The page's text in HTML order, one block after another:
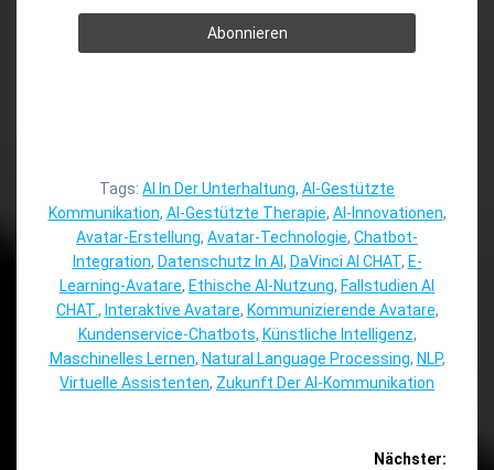
Tags: AI In Der Unterhaltung, AI-Gestützte
Kommunikation, AI-Gestützte Therapie, AI-Innovationen,
Avatar-Erstellung, Avatar-Technologie, Chatbot-
Integration, Datenschutz In AI, DaVinci AI CHAT, E-
Learning-Avatare, Ethische AI-Nutzung, Fallstudien AI
CHAT., Interaktive Avatare, Kommunizierende Avatare,
Kundenservice-Chatbots, Künstliche Intelligenz,
Maschinelles Lernen, Natural Language Processing, NLP,
Virtuelle Assistenten, Zukunft Der AI-Kommunikation
Nächster: